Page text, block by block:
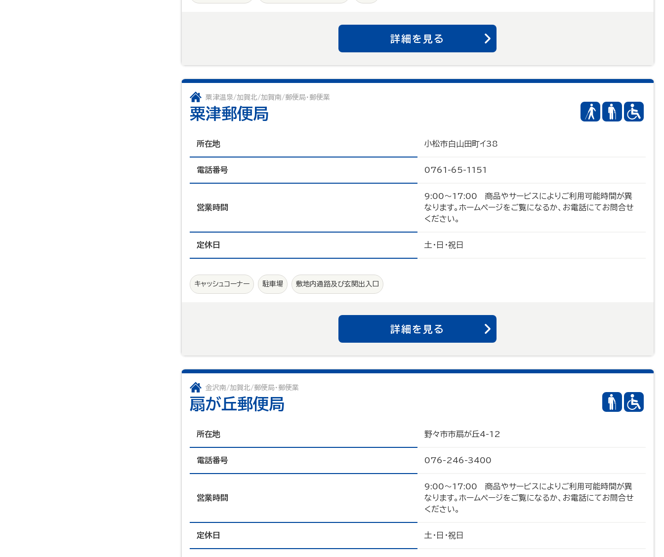
詳細を見る
粟津温泉/加賀北/加賀南/郵便局・郵便業
粟津郵便局
所在地 小松市白山田町イ38
電話番号 0761-65-1151
営業時間
9:00～17:00 商品やサービスによりご利用可能時間が異
なります。ホームページをご覧になるか、お電話にてお問合せ
ください。
定休日 土・日・祝日
キャッシュコーナー 駐車場 敷地内通路及び玄関出入口
詳細を見る
金沢南/加賀北/郵便局・郵便業
扇が丘郵便局
所在地 野々市市扇が丘4-12
電話番号 076-246-3400
営業時間
9:00～17:00 商品やサービスによりご利用可能時間が異
なります。ホームページをご覧になるか、お電話にてお問合せ
ください。
定休日 土・日・祝日